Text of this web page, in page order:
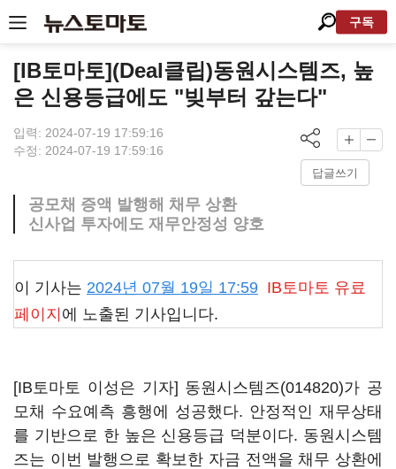
구독
[IB토마토](Deal클립)동원시스템즈, 높
은 신용등급에도 "빚부터 갚는다"
입력: 2024-07-19 17:59:16
수정: 2024-07-19 17:59:16
답글쓰기
공모채 증액 발행해 채무 상환
신사업 투자에도 재무안정성 양호
이 기사는 2024년 07월 19일 17:59 IB토마토 유료
페이지 에 노출된 기사입니다.
[IB토마토 이성은 기자] 동원시스템즈(014820)가 공
모채 수요예측 흥행에 성공했다. 안정적인 재무상태
를 기반으로 한 높은 신용등급 덕분이다. 동원시스템
즈는 이번 발행으로 확보한 자금 전액을 채무 상환에